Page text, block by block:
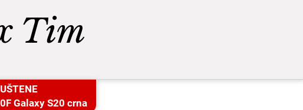
Tim
Galaxy S20 crna